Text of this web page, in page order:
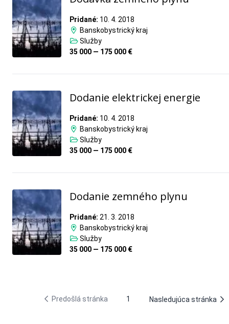
Pridané: 10. 4. 2018
Banskobystrický kraj
Služby
35 000 — 175 000 €
Dodanie elektrickej energie
Pridané: 10. 4. 2018
Banskobystrický kraj
Služby
35 000 — 175 000 €
Dodanie zemného plynu
Pridané: 21. 3. 2018
Banskobystrický kraj
Služby
35 000 — 175 000 €
Predošlá stránka 1 Nasledujúca stránka